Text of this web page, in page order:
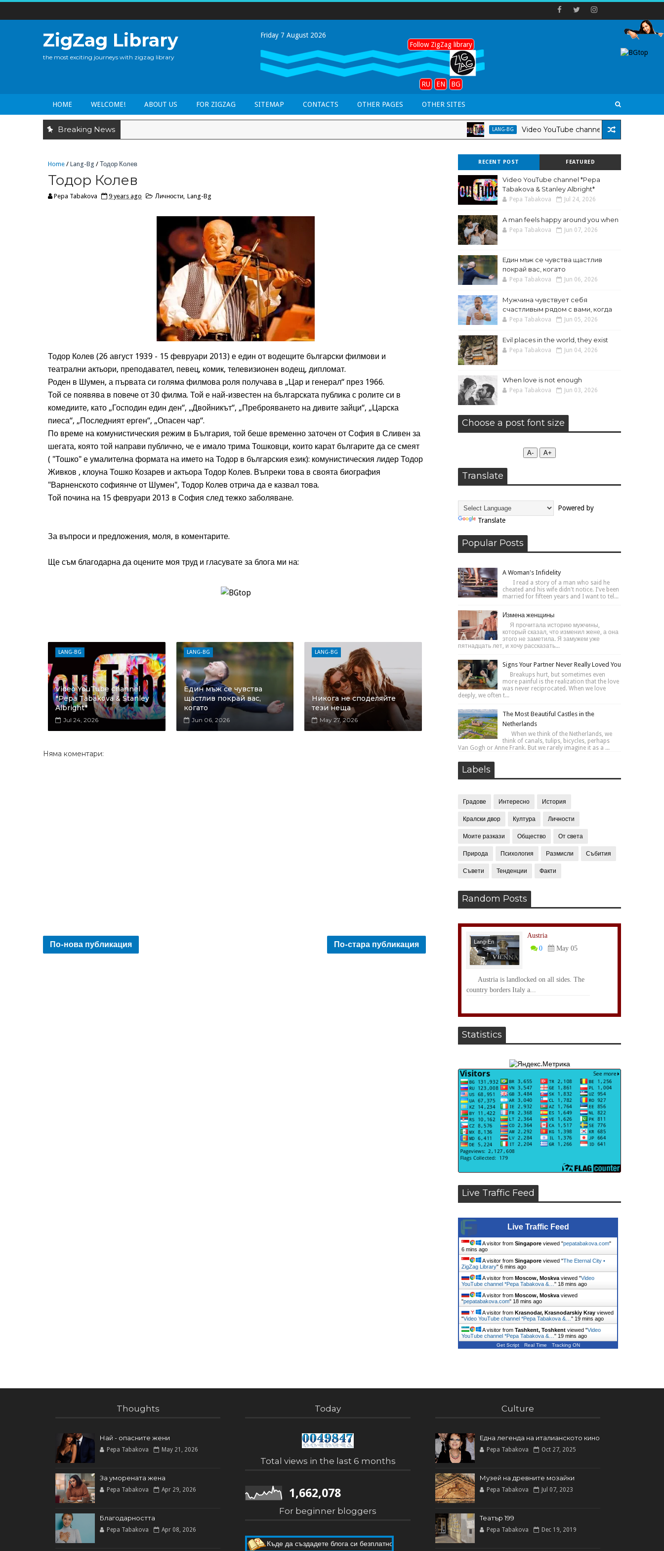
ZigZag Library
the most exciting journeys with zigzag library
Friday 7 August 2026
Follow ZigZag library
RU EN BG
HOME WELCOME! ABOUT US FOR ZIGZAG SITEMAP CONTACTS OTHER PAGES OTHER SITES
Breaking News LANG-BG Video YouTube channel *Pepa Tabakova &
Home / Lang-Bg / Тодор Колев
Тодор Колев
Pepa Tabakova 9 years ago Личности, Lang-Bg
Тодор Колев (26 август 1939 - 15 февруари 2013) е един от водещите български филмови и
театрални актьори, преподавател, певец, комик, телевизионен водещ, дипломат.
Роден в Шумен, а първата си голяма филмова роля получава в „Цар и генерал“ през 1966.
Той се появява в повече от 30 филма. Той е най-известен на българската публика с ролите си в
комедиите, като „Господин един ден“, „Двойникът“, „Преброяването на дивите зайци“, „Царска
пиеса“, „Последният ерген“, „Опасен чар“.
По време на комунистическия режим в България, той беше временно заточен от София в Сливен за
шегата, която той направи публично, че е имало трима Тошковци, които карат българите да се смеят
( "Тошко" е умалителна формата на името на Тодор в българския език): комунистическия лидер Тодор
Живков , клоуна Тошко Козарев и актьора Тодор Колев. Въпреки това в своята биография
"Варненското софиянче от Шумен", Тодор Колев отрича да е казвал това.
Той почина на 15 февруари 2013 в София след тежко заболяване.
За въпроси и предложения, моля, в коментарите.
Ще съм благодарна да оцените моя труд и гласувате за блога ми на:
LANG-BG
Video YouTube channel
*Pepa Tabakova & Stanley
Albright*
Jul 24, 2026
LANG-BG
Един мъж се чувства
щастлив покрай вас,
когато
Jun 06, 2026
LANG-BG
Никога не споделяйте
тези неща
May 27, 2026
Няма коментари:
По-нова публикация По-стара публикация
RECENT POST FEATURED
Video YouTube channel *Pepa
Tabakova & Stanley Albright*
Pepa Tabakova Jul 24, 2026
A man feels happy around you when
Pepa Tabakova Jun 07, 2026
Един мъж се чувства щастлив
покрай вас, когато
Pepa Tabakova Jun 06, 2026
Мужчина чувствует себя
счастливым рядом с вами, когда
Pepa Tabakova Jun 05, 2026
Evil places in the world, they exist
Pepa Tabakova Jun 04, 2026
When love is not enough
Pepa Tabakova Jun 03, 2026
Choose a post font size
А- А+
Translate
Powered by
Translate
Popular Posts
A Woman's Infidelity
I read a story of a man who said he
cheated and his wife didn't notice. I've been
married for fifteen years and I want to tel...
Измена женщины
Я прочитала историю мужчины,
который сказал, что изменил жене, а она
этого не заметила. Я замужем уже
пятнадцать лет, и хочу рассказать...
Signs Your Partner Never Really Loved You
Breakups hurt, but sometimes even
more painful is the realization that the love
was never reciprocated. When we love
deeply, we often t...
The Most Beautiful Castles in the
Netherlands
When we think of the Netherlands, we
think of canals, tulips, bicycles, perhaps
Van Gogh or Anne Frank. But we rarely imagine it as a ...
Labels
Градове Интересно История
Кралски двор Култура Личности
Моите разкази Общество От света
Природа Психология Размисли Събития
Съвети Тенденции Факти
Random Posts
Lang-En
Austria
0
May 05
Austria is landlocked on all sides. The
country borders Italy a...
Statistics
Live Traffic Feed
Live Traffic Feed
A visitor from Singapore viewed "pepatabakova.com"
6 mins ago
A visitor from Singapore viewed "The Eternal City •
ZigZag Library" 6 mins ago
A visitor from Moscow, Moskva viewed "Video
YouTube channel *Pepa Tabakova &… " 18 mins ago
A visitor from Moscow, Moskva viewed
"pepatabakova.com" 18 mins ago
A visitor from Krasnodar, Krasnodarskiy Kray viewed
"Video YouTube channel *Pepa Tabakova &… " 19 mins ago
A visitor from Tashkent, Toshkent viewed "Video
YouTube channel *Pepa Tabakova &… " 19 mins ago
Get Script Real Time Tracking ON
Thoughts
Най - опасните жени
Pepa Tabakova May 21, 2026
За уморената жена
Pepa Tabakova Apr 29, 2026
Благодарността
Pepa Tabakova Apr 08, 2026
Today
Total views in the last 6 months
1,662,078
For beginner bloggers
Къде да създадете блога си безплатно
Culture
Една легенда на италианското кинo
Pepa Tabakova Oct 27, 2025
Музей на древните мозайки
Pepa Tabakova Jul 07, 2023
Театър 199
Pepa Tabakova Dec 19, 2019